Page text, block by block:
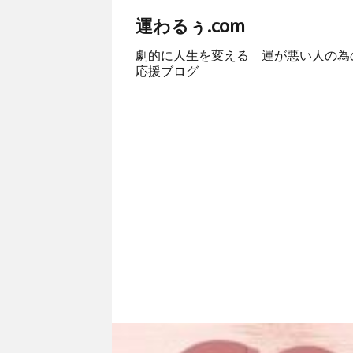
運わるぅ.com
劇的に人生を変える 運が悪い人の為
応援ブログ